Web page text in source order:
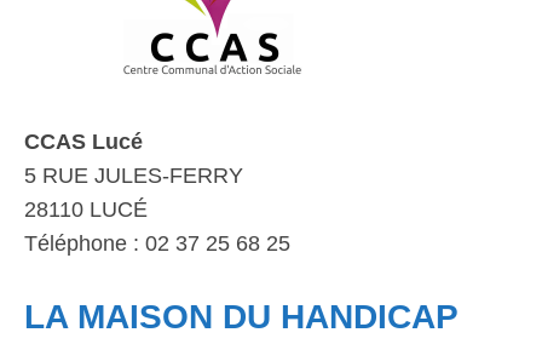
CCAS Lucé
5 RUE JULES-FERRY
28110 LUCÉ
Téléphone : 02 37 25 68 25
LA MAISON DU HANDICAP